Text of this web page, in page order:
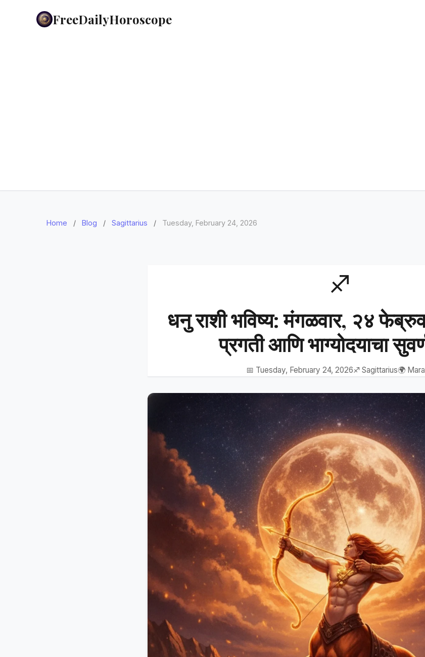
FreeDailyHoroscope
Home / Blog / Sagittarius / Tuesday, February 24, 2026
♐
धनु राशी भविष्य: मंगळवार, २४
प्रगती आणि भाग्योदयाचा
📅 Tuesday, February 24, 2026♐ Sagittarius🌍